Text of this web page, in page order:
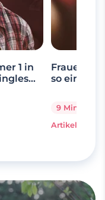
1 in
Frauen ab
so einfach
9 Minuten
Artikel lesen